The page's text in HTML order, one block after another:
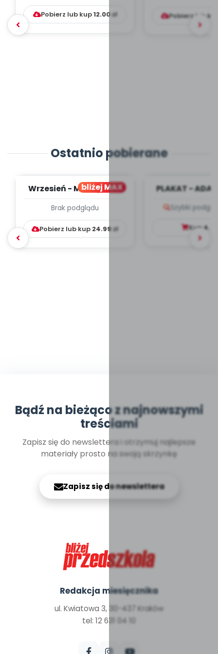
Pobierz lub kup12.00zł Pobierz lub
Ostatnio pobierane
bliżej MAX
Wrzesień - MIESIĘCZNY
WYCHOWAWCZO –
DYDAKTYC...
Brak podglądu
Pobierz lub kup 24.99zł
PLAKAT -
Szybki
Kup
Bądź na bieżąco z najnowszymi
treściami
Zapisz się do newslettera i otrzymuj najlepsze
materiały prosto na swoją skrzynkę
Zapisz się do newslettera
Redakcja miesięcznika
ul. Kwiatowa 3, 30-437 Kraków
tel: 12 631 04 10